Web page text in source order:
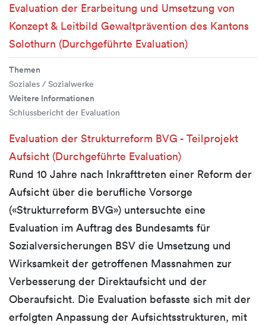
Evaluation der Erarbeitung und Umsetzung von
Konzept & Leitbild Gewaltprävention des Kantons
Solothurn (Durchgeführte Evaluation)
Themen
Soziales / Sozialwerke
Weitere Informationen
Schlussbericht der Evaluation
Evaluation der Strukturreform BVG - Teilprojekt
Aufsicht (Durchgeführte Evaluation)
Rund 10 Jahre nach Inkrafttreten einer Reform der
Aufsicht über die berufliche Vorsorge
(«Strukturreform BVG») untersuchte eine
Evaluation im Auftrag des Bundesamts für
Sozialversicherungen BSV die Umsetzung und
Wirksamkeit der getroffenen Massnahmen zur
Verbesserung der Direktaufsicht und der
Oberaufsicht. Die Evaluation befasste sich mit der
erfolgten Anpassung der Aufsichtsstrukturen, mit